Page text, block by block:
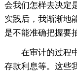
会我们怎样去决定
实践后，我渐渐地
是不能准确把握要
在审计的过程
存款利息等。这些